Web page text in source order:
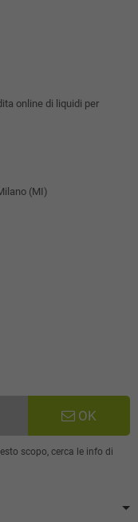
online di liquidi per
(MI)
OK
scopo, cerca le info di